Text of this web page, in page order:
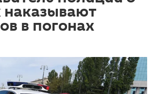
наказывают
в погонах